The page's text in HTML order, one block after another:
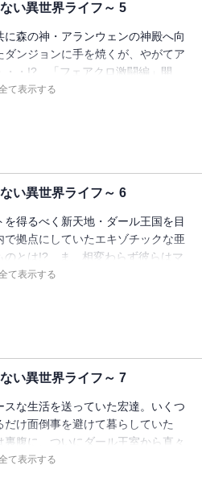
い異世界ライフ～ 5
森の神・アランウェンの神殿へ向
ンジョンに手を焼くが、やがてア
・・!? 「フェアクロ激闘編」開
ます!!
て表示する
い異世界ライフ～ 6
得るべく新天地・ダール王国を目
拠点にしていたエキゾチックな亜
のとは!? ま、相変わらず彼らはマ
・・。
て表示する
い異世界ライフ～ 7
な生活を送っていた宏達。いくつ
け面倒事を避けて暮らしていた
裏腹に、ついにダール王室から直々
。
て表示する